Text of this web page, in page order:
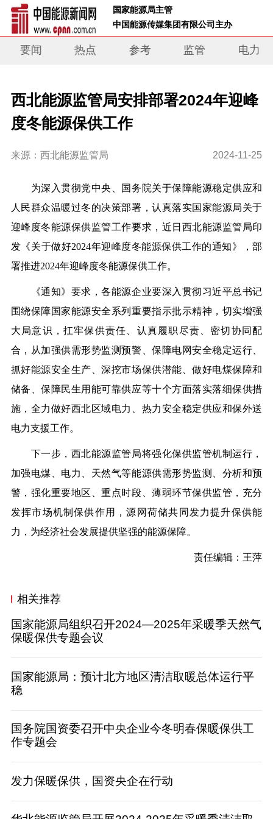
国家能源局主管
中国能源传媒集团有限公司主办
要闻 热点 参考 监管 电力
西北能源监管局安排部署2024年迎峰
度冬能源保供工作
来源：西北能源监管局 2024-11-25
为深入贯彻党中央、国务院关于保障能源稳定供应和
人民群众温暖过冬的决策部署，认真落实国家能源局关于
迎峰度冬能源保供监管工作要求，近日西北能源监管局印
发《关于做好2024年迎峰度冬能源保供工作的通知》，部
署推进2024年迎峰度冬能源保供工作。
《通知》要求，各能源企业要深入贯彻习近平总书记
围绕保障国家能源安全系列重要指示批示精神，切实增强
大局意识，扛牢保供责任、认真履职尽责、密切协同配
合，从加强供需形势监测预警、保障电网安全稳定运行、
抓好能源安全生产、深挖市场保供潜能、做好电煤保障和
储备、保障民生用能可靠供应等十个方面落实落细保供措
施，全力做好西北区域电力、热力安全稳定供应和保外送
电力支援工作。
下一步，西北能源监管局将强化保供监管机制运行，
加强电煤、电力、天然气等能源供需形势监测、分析和预
警，强化重要地区、重点时段、薄弱环节保供监管，充分
发挥市场机制保供作用，源网荷储共同发力提升保供能
力，为经济社会发展提供坚强的能源保障。
责任编辑：王萍
相关推荐
国家能源局组织召开2024—2025年采暖季天然气
保暖保供专题会议
国家能源局：预计北方地区清洁取暖总体运行平
稳
国务院国资委召开中央企业今冬明春保暖保供工
作专题会
发力保暖保供，国资央企在行动